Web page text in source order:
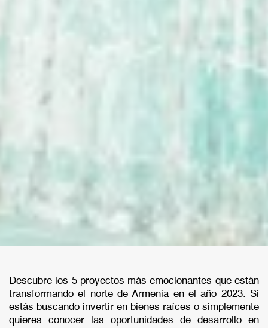
Descubre los 5 proyectos más emocionantes que están
transformando el norte de Armenia en el año 2023. Si
estás buscando invertir en bienes raíces o simplemente
quieres conocer las oportunidades de desarrollo en